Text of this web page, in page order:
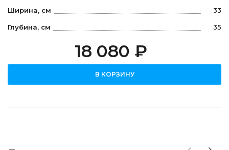
Ширина, см 33
Глубина, см 35
18 080 ₽
В КОРЗИНУ